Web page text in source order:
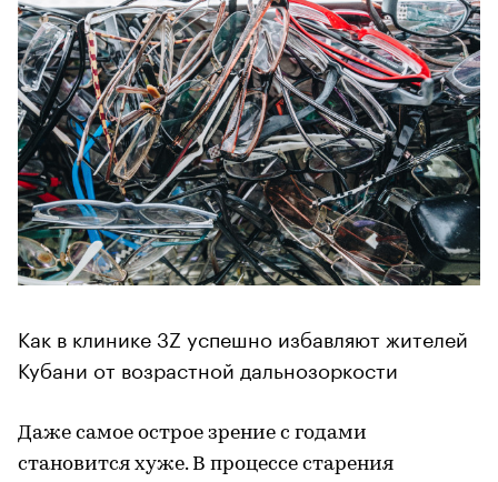
Как в клинике 3Z успешно избавляют жителей
Кубани от возрастной дальнозоркости
Даже самое острое зрение с годами
становится хуже. В процессе старения